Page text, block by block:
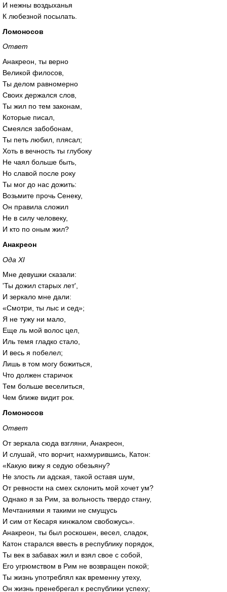
И нежны воздыханья
К любезной посылать.
Ломоносов
Ответ
Анакреон, ты верно
Великой филосов,
Ты делом равномерно
Своих держался слов,
Ты жил по тем законам,
Которые писал,
Смеялся забобонам,
Ты петь любил, плясал;
Хоть в вечность ты глубоку
Не чаял больше быть,
Но славой после року
Ты мог до нас дожить:
Возьмите прочь Сенеку,
Он правила сложил
Не в силу человеку,
И кто по оным жил?
Анакреон
Ода XI
Мне девушки сказали:
'Ты дожил старых лет',
И зеркало мне дали:
«Смотри, ты лыс и сед»;
Я не тужу ни мало,
Еще ль мой волос цел,
Иль темя гладко стало,
И весь я побелел;
Лишь в том могу божиться,
Что должен старичок
Тем больше веселиться,
Чем ближе видит рок.
Ломоносов
Ответ
От зеркала сюда взгляни, Анакреон,
И слушай, что ворчит, нахмурившись, Катон:
«Какую вижу я седую обезьяну?
Не злость ли адская, такой оставя шум,
От ревности на смех склонить мой хочет ум?
Однако я за Рим, за вольность твердо стану,
Мечтаниями я такими не смущусь
И сим от Кесаря кинжалом свобожусь».
Анакреон, ты был роскошен, весел, сладок,
Катон старался ввесть в республику порядок,
Ты век в забавах жил и взял свое с собой,
Его угрюмством в Рим не возвращен покой;
Ты жизнь употреблял как временну утеху,
Он жизнь пренебрегал к республики успеху;